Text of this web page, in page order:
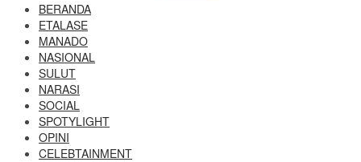
BERANDA
ETALASE
MANADO
NASIONAL
SULUT
NARASI
SOCIAL
SPOTYLIGHT
OPINI
CELEBTAINMENT